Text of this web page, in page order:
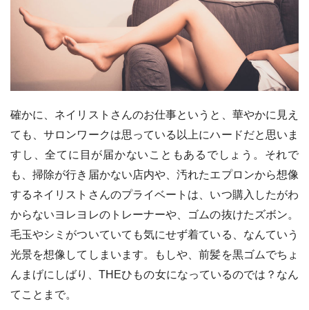
確かに、ネイリストさんのお仕事というと、華やかに見え
ても、サロンワークは思っている以上にハードだと思いま
すし、全てに目が届かないこともあるでしょう。それで
も、掃除が行き届かない店内や、汚れたエプロンから想像
するネイリストさんのプライベートは、いつ購入したがわ
からないヨレヨレのトレーナーや、ゴムの抜けたズボン。
毛玉やシミがついていても気にせず着ている、なんていう
光景を想像してしまいます。もしや、前髪を黒ゴムでちょ
んまげにしばり、THEひもの女になっているのでは？なん
てことまで。